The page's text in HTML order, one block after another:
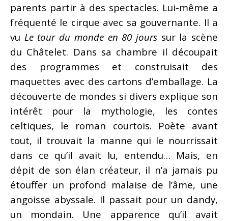
parents partir à des spectacles. Lui-même a
fréquenté le cirque avec sa gouvernante. Il a
vu Le tour du monde en 80 jourssur la scène
du Châtelet. Dans sa chambre il découpait
des programmes et construisait des
maquettes avec des cartons d’emballage. La
découverte de mondes si divers explique son
intérêt pour la mythologie, les contes
celtiques, le roman courtois. Poète avant
tout, il trouvait la manne qui le nourrissait
dans ce qu’il avait lu, entendu… Mais, en
dépit de son élan créateur, il n’a jamais pu
étouffer un profond malaise de l’âme, une
angoisse abyssale. Il passait pour un dandy,
un mondain. Une apparence qu’il avait